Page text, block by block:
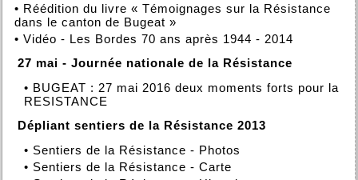
• Réédition du livre « Témoignages sur la Résistance
dans le canton de Bugeat »
• Vidéo - Les Bordes 70 ans après 1944 - 2014
27 mai - Journée nationale de la Résistance
• BUGEAT : 27 mai 2016 deux moments forts pour la
RESISTANCE
Dépliant sentiers de la Résistance 2013
• Sentiers de la Résistance - Photos
• Sentiers de la Résistance - Carte